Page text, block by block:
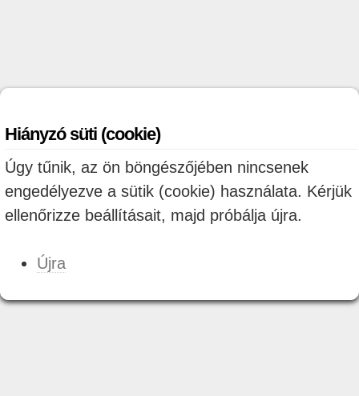
Hiányzó süti (cookie)
Úgy tűnik, az ön böngészőjében nincsenek
engedélyezve a sütik (cookie) használata. Kérjük
ellenőrizze beállításait, majd próbálja újra.
Újra